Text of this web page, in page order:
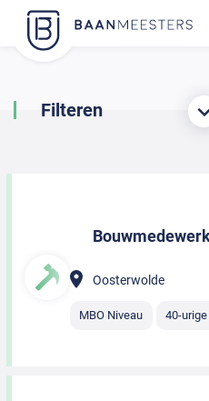
Filteren
Oosterwolde
MBO Niveau 40-